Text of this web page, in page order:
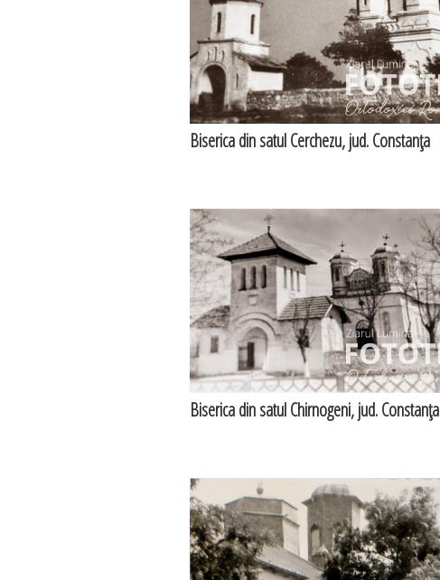
Biserica din satul Cerchezu, jud. Constanţa
Biserica din satul Chirnogeni, jud. Constanţa